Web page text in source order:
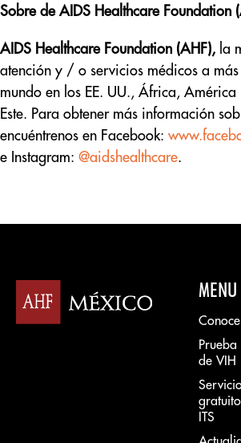
Sobre de AIDS Healthcare Foundation
AIDS Healthcare Foundation (AHF), la
atención y / o servicios médicos a
mundo en los EE. UU., África,
Este. Para obtener más información
encuéntrenos en Facebook:
e Instagram: @aidshealthcare.
MENU
de VIH
ITS